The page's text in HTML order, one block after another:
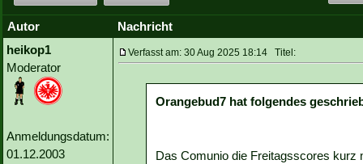
Autor
Nachricht
heikop1
Moderator
Anmeldungsdatum:
01.12.2003
Verfasst am: 30 Aug 2025 18:14 Titel:
Orangebud7 hat folgendes
Das Comunio die Freitagsscores kurz